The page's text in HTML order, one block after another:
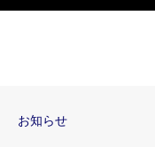
お知らせ